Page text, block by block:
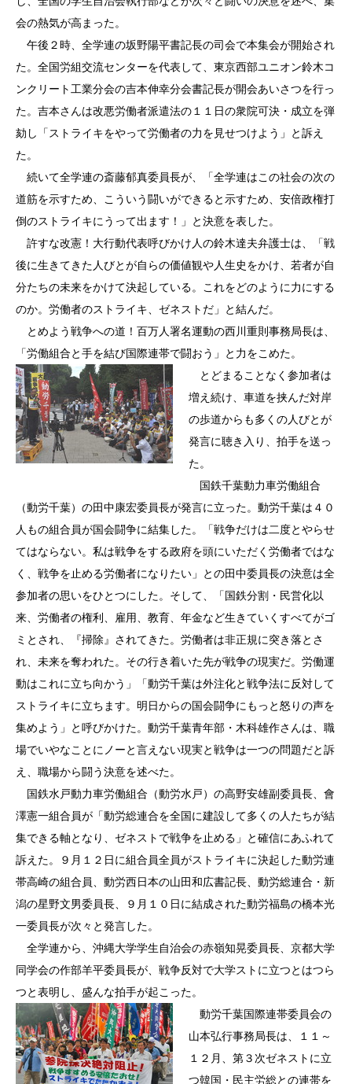
会の熱気が高まった。
午後２時、全学連の坂野陽平書記長の司会で本集会が開始され
た。全国労組交流センターを代表して、東京西部ユニオン鈴木コ
ンクリート工業分会の吉本伸幸分会書記長が開会あいさつを行っ
た。吉本さんは改悪労働者派遣法の１１日の衆院可決・成立を弾
劾し「ストライキをやって労働者の力を見せつけよう」と訴え
た。
続いて全学連の斎藤郁真委員長が、「全学連はこの社会の次の
道筋を示すため、こういう闘いができると示すため、安倍政権打
倒のストライキにうって出ます！」と決意を表した。
許すな改憲！大行動代表呼びかけ人の鈴木達夫弁護士は、「戦
後に生きてきた人びとが自らの価値観や人生史をかけ、若者が自
分たちの未来をかけて決起している。これをどのように力にする
のか。労働者のストライキ、ゼネストだ」と結んだ。
とめよう戦争への道！百万人署名運動の西川重則事務局長は、
「労働組合と手を結び国際連帯で闘おう」と力をこめた。
とどまることなく参加者は
増え続け、車道を挟んだ対岸
の歩道からも多くの人びとが
発言に聴き入り、拍手を送っ
た。
国鉄千葉動力車労働組合
（動労千葉）の田中康宏委員長が発言に立った。動労千葉は４０
人もの組合員が国会闘争に結集した。「戦争だけは二度とやらせ
てはならない。私は戦争をする政府を頭にいただく労働者ではな
く、戦争を止める労働者になりたい」との田中委員長の決意は全
参加者の思いをひとつにした。そして、「国鉄分割・民営化以
来、労働者の権利、雇用、教育、年金など生きていくすべてがゴ
ミとされ、『掃除』されてきた。労働者は非正規に突き落とさ
れ、未来を奪われた。その行き着いた先が戦争の現実だ。労働運
動はこれに立ち向かう」「動労千葉は外注化と戦争法に反対して
ストライキに立ちます。明日からの国会闘争にもっと怒りの声を
集めよう」と呼びかけた。動労千葉青年部・木科雄作さんは、職
場でいやなことにノーと言えない現実と戦争は一つの問題だと訴
え、職場から闘う決意を述べた。
国鉄水戸動力車労働組合（動労水戸）の高野安雄副委員長、會
澤憲一組合員が「動労総連合を全国に建設して多くの人たちが結
集できる軸となり、ゼネストで戦争を止める」と確信にあふれて
訴えた。９月１２日に組合員全員がストライキに決起した動労連
帯高崎の組合員、動労西日本の山田和広書記長、動労総連合・新
潟の星野文男委員長、９月１０日に結成された動労福島の橋本光
一委員長が次々と発言した。
全学連から、沖縄大学学生自治会の赤嶺知晃委員長、京都大学
同学会の作部羊平委員長が、戦争反対で大学ストに立つとはつら
つと表明し、盛んな拍手が起こった。
動労千葉国際連帯委員会の
山本弘行事務局長は、１１～
１２月、第３次ゼネストに立
つ韓国・民主労総との連帯を